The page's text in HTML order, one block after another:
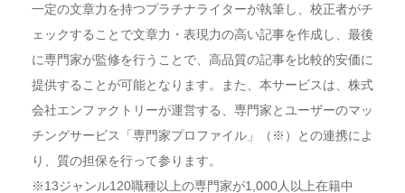
一定の文章力を持つプラチナライターが執筆し、校正者がチ
ェックすることで文章力・表現力の高い記事を作成し、最後
に専門家が監修を行うことで、高品質の記事を比較的安価に
提供することが可能となります。また、本サービスは、株式
会社エンファクトリーが運営する、専門家とユーザーのマッ
チングサービス「専門家プロファイル」（※）との連携によ
り、質の担保を行って参ります。
※13ジャンル120職種以上の専門家が1,000人以上在籍中